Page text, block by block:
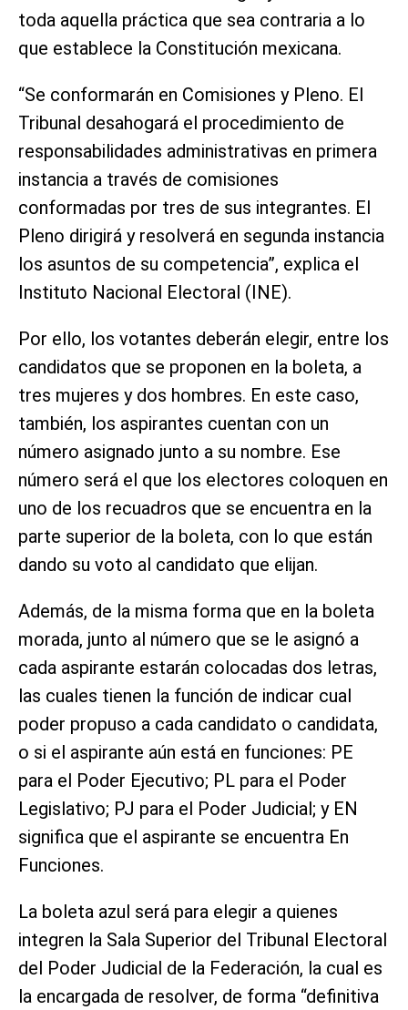
toda aquella práctica que sea contraria a lo
que establece la Constitución mexicana.
“Se conformarán en Comisiones y Pleno. El
Tribunal desahogará el procedimiento de
responsabilidades administrativas en primera
instancia a través de comisiones
conformadas por tres de sus integrantes. El
Pleno dirigirá y resolverá en segunda instancia
los asuntos de su competencia”, explica el
Instituto Nacional Electoral (INE).
Por ello, los votantes deberán elegir, entre los
candidatos que se proponen en la boleta, a
tres mujeres y dos hombres. En este caso,
también, los aspirantes cuentan con un
número asignado junto a su nombre. Ese
número será el que los electores coloquen en
uno de los recuadros que se encuentra en la
parte superior de la boleta, con lo que están
dando su voto al candidato que elijan.
Además, de la misma forma que en la boleta
morada, junto al número que se le asignó a
cada aspirante estarán colocadas dos letras,
las cuales tienen la función de indicar cual
poder propuso a cada candidato o candidata,
o si el aspirante aún está en funciones: PE
para el Poder Ejecutivo; PL para el Poder
Legislativo; PJ para el Poder Judicial; y EN
significa que el aspirante se encuentra En
Funciones.
La boleta azul será para elegir a quienes
integren la Sala Superior del Tribunal Electoral
del Poder Judicial de la Federación, la cual es
la encargada de resolver, de forma “definitiva